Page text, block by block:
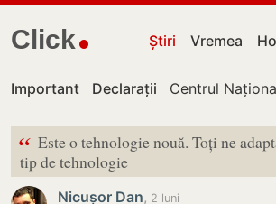
Click Știri Vremea
Important Declarații Centrul
“ Este o tehnologie nouă. Toți ne
tip de tehnologie
Nicușor Dan, 2 luni